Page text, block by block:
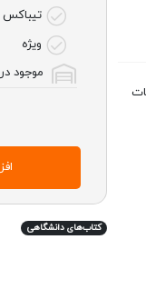
تیباکس
ویژه
موجود در
کتاب‌های دانشگاهی